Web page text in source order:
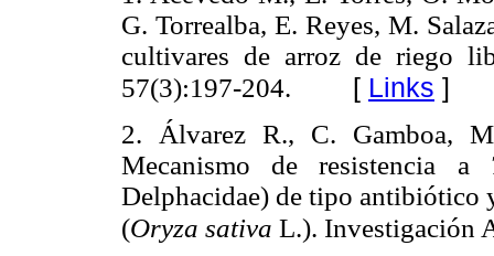
G. Torrealba, E. Reyes, M.
cultivares de arroz de riego
57(3):197-204. [ Links ]
2. Álvarez R., C. Gamboa,
Mecanismo de resistencia a
Delphacidae) de tipo antibiótico
(Oryza sativa L.). Investigación